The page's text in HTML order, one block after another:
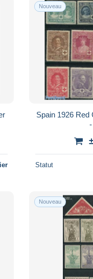
Nouveau
Spain 1926 Red
Statut
Nouveau